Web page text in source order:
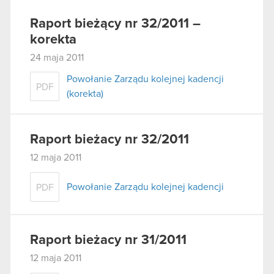
Raport bieżący nr 32/2011 –
korekta
24 maja 2011
PDF
Powołanie Zarządu kolejnej kadencji
(korekta)
Raport bieżacy nr 32/2011
12 maja 2011
PDF Powołanie Zarządu kolejnej kadencji
Raport bieżacy nr 31/2011
12 maja 2011